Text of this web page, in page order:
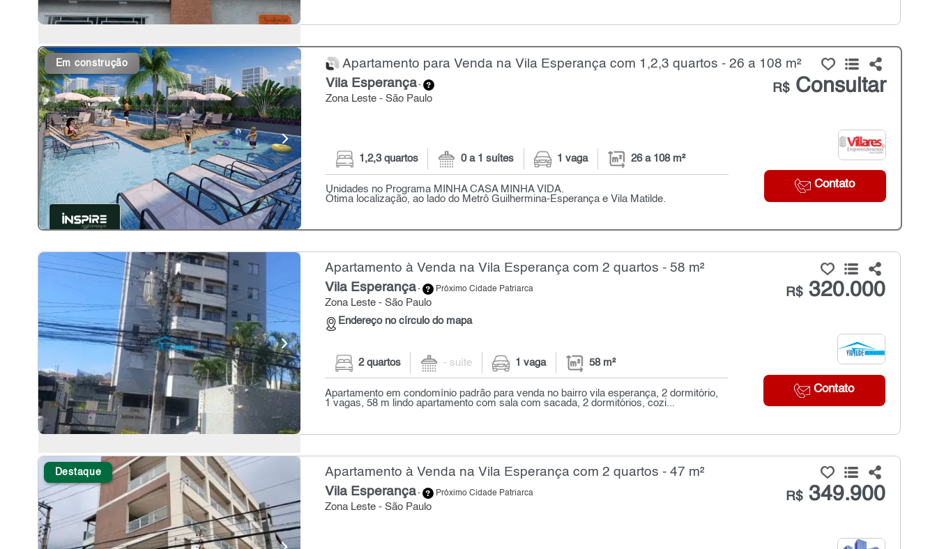
Em construção Apartamento para Venda na Vila Esperança com 1,2,3 quartos - 26 a 108 m²
Vila Esperança-
Zona Leste - São Paulo
R$Consultar
Contato
1,2,3 quartos 0 a 1 suítes 1 vaga 26 a 108 m²
Unidades no Programa MINHA CASA MINHA VIDA.
Ótima localização, ao lado do Metrô Guilhermina-Esperança e Vila Matilde.
Apartamento à Venda na Vila Esperança com 2 quartos - 58 m²
Vila Esperança- Próximo Cidade Patriarca
Zona Leste - São Paulo
Endereço no círculo do mapa
R$320.000
Contato
2 quartos - suíte 1 vaga 58 m²
Apartamento em condomínio padrão para venda no bairro vila esperança, 2 dormitório,
1 vagas, 58 m lindo apartamento com sala com sacada, 2 dormitórios, cozi...
Destaque Apartamento à Venda na Vila Esperança com 2 quartos - 47 m²
Vila Esperança- Próximo Cidade Patriarca
Zona Leste - São Paulo
R$349.900